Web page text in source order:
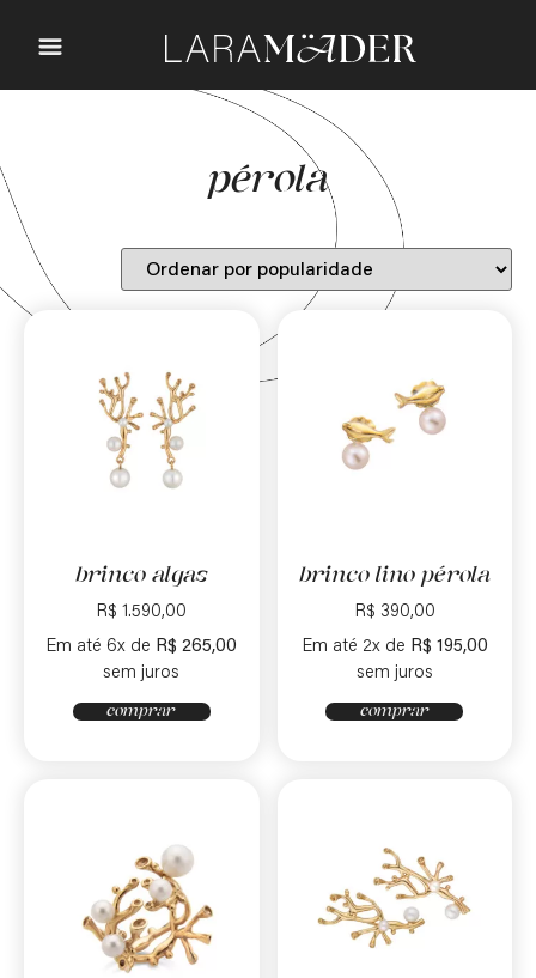
pérola
brinco algas
R$ 1.590,00
Em até 6x de R$ 265,00
sem juros
comprar
brinco lino pérola
R$ 390,00
Em até 2x de R$ 195,00
sem juros
comprar